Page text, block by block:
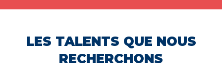
LES TALENTS QUE NOUS
RECHERCHONS